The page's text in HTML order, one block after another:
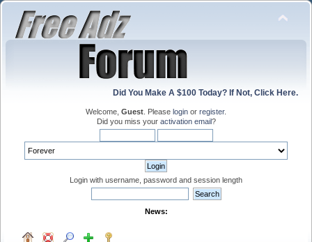
Did You Make A $100 Today? If Not, Click Here.
Welcome, Guest . Please login or register.
Did you miss your activation email?
Login with username, password and session length
News: